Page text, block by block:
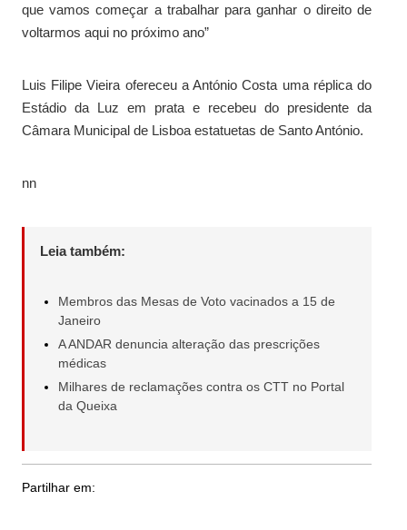
que vamos começar a trabalhar para ganhar o direito de
voltarmos aqui no próximo ano”
Luis Filipe Vieira ofereceu a António Costa uma réplica do
Estádio da Luz em prata e recebeu do presidente da
Câmara Municipal de Lisboa estatuetas de Santo António.
nn
Leia também:
Membros das Mesas de Voto vacinados a 15 de
Janeiro
A ANDAR denuncia alteração das prescrições
médicas
Milhares de reclamações contra os CTT no Portal
da Queixa
Partilhar em: